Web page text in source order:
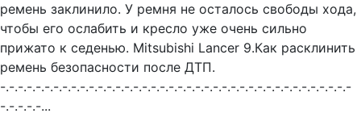
ремень заклинило. У ремня не осталось свободы хода,
чтобы его ослабить и кресло уже очень сильно
прижато к седенью. Mitsubishi Lancer 9.Как расклинить
ремень безопасности после ДТП.
-.-.-.-.-.-.-.-.-.-.-.-.-.-.-.-.-.-.-.-.-.-.-.-.-.-.-.-.-.-.-.-.-.-.-.-.-.-.-.-
-.-.-.-.-...